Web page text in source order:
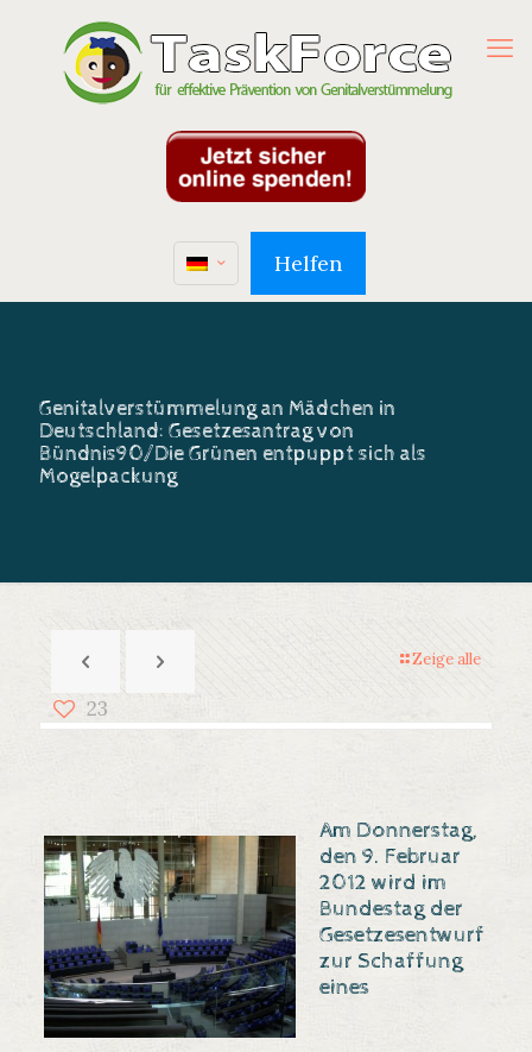
Helfen
Genitalverstümmelung an Mädchen in
Deutschland: Gesetzesantrag von
Bündnis90/Die Grünen entpuppt sich als
Mogelpackung
Zeige alle
23
Am Donnerstag,
den 9. Februar
2012 wird im
Bundestag der
Gesetzesentwurf
zur Schaffung
eines